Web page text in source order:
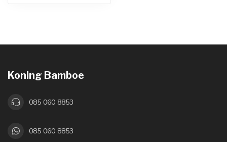
Koning Bamboe
085 060 8853
085 060 8853